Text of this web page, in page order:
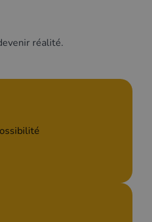
réalité.